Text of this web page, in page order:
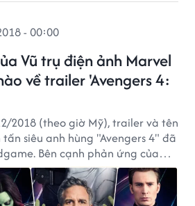
Vũ trụ điện ảnh Marvel
về trailer 'Avengers 4:
- 00:00
2018 (theo giờ Mỹ), trailer và tên
siêu anh hùng "Avengers 4" đã
Bên cạnh phản ứng của
ngôi sao của Vũ trụ điện ảnh
nào về trailer phim?